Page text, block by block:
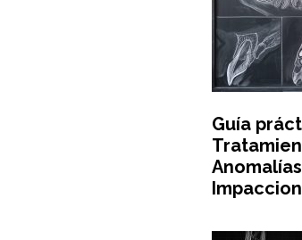
Guía